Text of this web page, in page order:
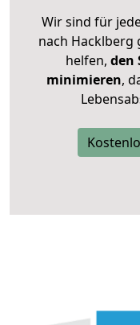
Wir sind für
nach Hacklberg
helfen, den
minimieren,